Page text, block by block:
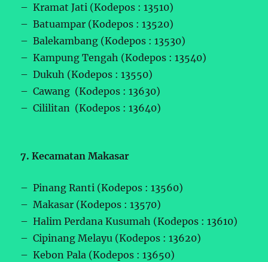
– Kramat Jati (Kodepos : 13510)
– Batuampar (Kodepos : 13520)
– Balekambang (Kodepos : 13530)
– Kampung Tengah (Kodepos : 13540)
– Dukuh (Kodepos : 13550)
– Cawang (Kodepos : 13630)
– Cililitan (Kodepos : 13640)
7. Kecamatan Makasar
– Pinang Ranti (Kodepos : 13560)
– Makasar (Kodepos : 13570)
– Halim Perdana Kusumah (Kodepos : 13610)
– Cipinang Melayu (Kodepos : 13620)
– Kebon Pala (Kodepos : 13650)